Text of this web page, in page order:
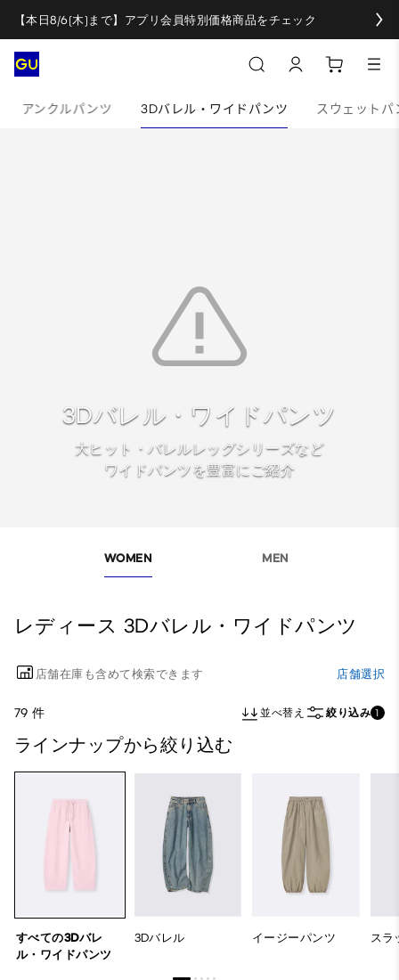
【本日8/6(木)まで】アプリ会員特別価格商品をチェック
アンクルパンツ 3Dバレル・ワイドパンツ スウェットパ
3Dバレル・ワイドパンツ
大ヒット・バレルレッグシリーズなど
ワイドパンツを豊富にご紹介
WOMEN MEN
レディース 3Dバレル・ワイドパンツ
店舗在庫も含めて検索できます 店舗選択
79 件 並べ替え 絞り込み 1
ラインナップから絞り込む
すべての3Dバレ
ル・ワイドパンツ
3Dバレル イージーパンツ スラ